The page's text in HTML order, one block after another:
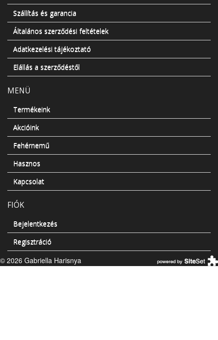
Szállítás és garancia
Általános szerződési feltételek
Adatkezelési tájékoztató
Elállás a szerződéstől
MENÜ
Termékeink
Akcióink
Fehérnemű
Hasznos
Kapcsolat
FIÓK
Bejelentkezés
Regisztráció
© 2026 Gabriella Harisnya